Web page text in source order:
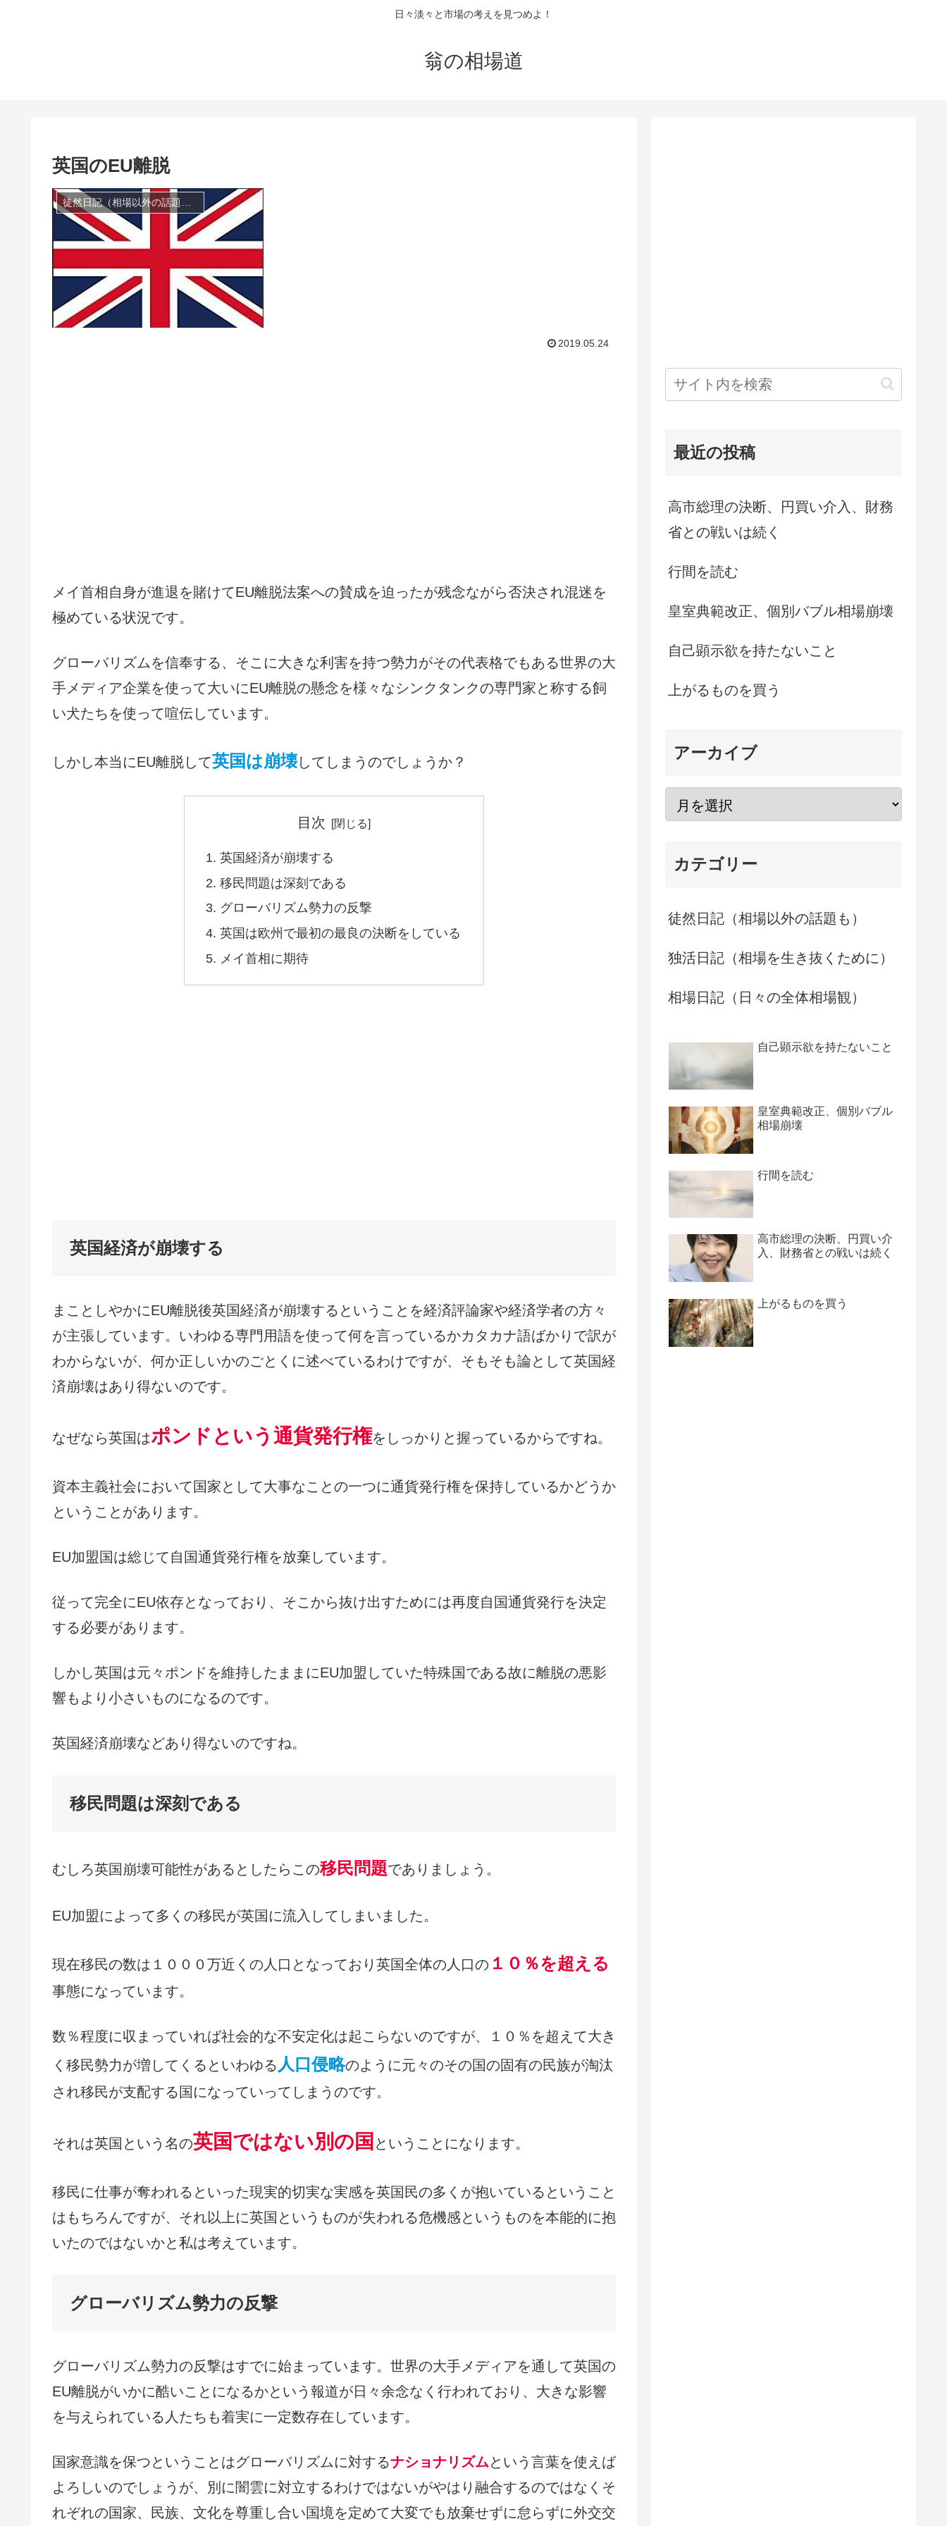
日々淡々と市場の考えを見つめよ！
翁の相場道
英国のEU離脱
徒然日記（相場以外の話題も）
2019.05.24
メイ首相自身が進退を賭けてEU離脱法案への賛成を迫ったが残念ながら否決され混迷を
極めている状況です。
グローバリズムを信奉する、そこに大きな利害を持つ勢力がその代表格でもある世界の大
手メディア企業を使って大いにEU離脱の懸念を様々なシンクタンクの専門家と称する飼
い犬たちを使って喧伝しています。
しかし本当にEU離脱して英国は崩壊してしまうのでしょうか？
目次
英国経済が崩壊する
移民問題は深刻である
グローバリズム勢力の反撃
英国は欧州で最初の最良の決断をしている
メイ首相に期待
英国経済が崩壊する
まことしやかにEU離脱後英国経済が崩壊するということを経済評論家や経済学者の方々
が主張しています。いわゆる専門用語を使って何を言っているかカタカナ語ばかりで訳が
わからないが、何か正しいかのごとくに述べているわけですが、そもそも論として英国経
済崩壊はあり得ないのです。
なぜなら英国はポンドという通貨発行権をしっかりと握っているからですね。
資本主義社会において国家として大事なことの一つに通貨発行権を保持しているかどうか
ということがあります。
EU加盟国は総じて自国通貨発行権を放棄しています。
従って完全にEU依存となっており、そこから抜け出すためには再度自国通貨発行を決定
する必要があります。
しかし英国は元々ポンドを維持したままにEU加盟していた特殊国である故に離脱の悪影
響もより小さいものになるのです。
英国経済崩壊などあり得ないのですね。
移民問題は深刻である
むしろ英国崩壊可能性があるとしたらこの移民問題でありましょう。
EU加盟によって多くの移民が英国に流入してしまいました。
現在移民の数は１０００万近くの人口となっており英国全体の人口の １０％を超える
事態になっています。
数％程度に収まっていれば社会的な不安定化は起こらないのですが、１０％を超えて大き
く移民勢力が増してくるといわゆる 人口侵略のように元々のその国の固有の民族が淘汰
され移民が支配する国になっていってしまうのです。
それは英国という名の英国ではない別の国 ということになります。
移民に仕事が奪われるといった現実的切実な実感を英国民の多くが抱いているということ
はもちろんですが、それ以上に英国というものが失われる危機感というものを本能的に抱
いたのではないかと私は考えています。
グローバリズム勢力の反撃
グローバリズム勢力の反撃はすでに始まっています。世界の大手メディアを通して英国の
EU離脱がいかに酷いことになるかという報道が日々余念なく行われており、大きな影響
を与えられている人たちも着実に一定数存在しています。
国家意識を保つということはグローバリズムに対するナショナリズムという言葉を使えば
よろしいのでしょうが、別に闇雲に対立するわけではないがやはり融合するのではなくそ
れぞれの国家、民族、文化を尊重し合い国境を定めて大変でも放棄せずに怠らずに外交交
最近の投稿
高市総理の決断、円買い介入、財務
省との戦いは続く
行間を読む
皇室典範改正、個別バブル相場崩壊
自己顕示欲を持たないこと
上がるものを買う
アーカイブ
カテゴリー
徒然日記（相場以外の話題も）
独活日記（相場を生き抜くために）
相場日記（日々の全体相場観）
自己顕示欲を持たないこと
皇室典範改正、個別バブル
相場崩壊
行間を読む
高市総理の決断、円買い介
入、財務省との戦いは続く
上がるものを買う